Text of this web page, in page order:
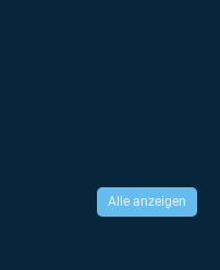
Alle anzeigen